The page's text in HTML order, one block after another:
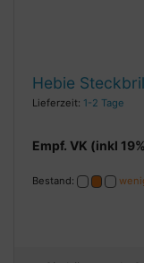
Hebie
Lieferzeit: 1-2 Tage
Empf. VK (inkl
Bestand: